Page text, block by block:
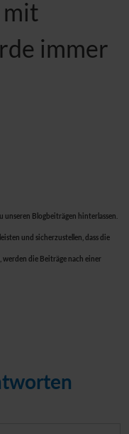
mit
immer
unseren Blogbeiträgen hinterlassen.
und sicherzustellen, dass die
die Beiträge nach einer